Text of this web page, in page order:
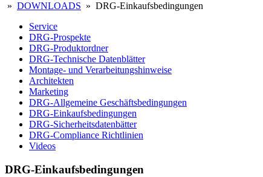
» DOWNLOADS » DRG-Einkaufsbedingungen
Service
DRG-Prospekte
DRG-Produktordner
DRG-Technische Datenblätter
Montage- und Verarbeitungshinweise
Architekten
Marketing
DRG-Allgemeine Geschäftsbedingungen
DRG-Einkaufsbedingungen
DRG-Sicherheitsdatenbätter
DRG-Compliance Richtlinien
Videos
DRG-Einkaufsbedingungen